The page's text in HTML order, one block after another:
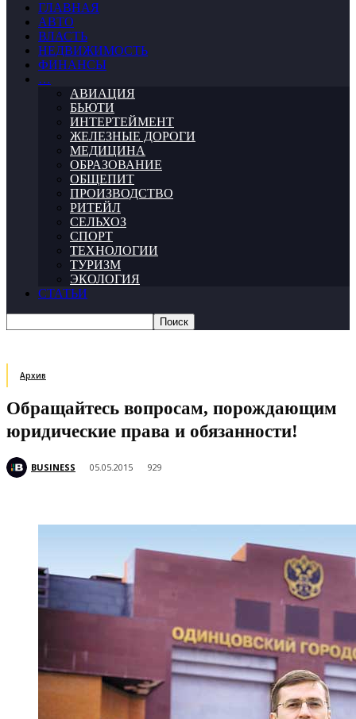
ГЛАВНАЯ
АВТО
ВЛАСТЬ
НЕДВИЖИМОСТЬ
ФИНАНСЫ
…
АВИАЦИЯ
БЬЮТИ
ИНТЕРТЕЙМЕНТ
ЖЕЛЕЗНЫЕ ДОРОГИ
МЕДИЦИНА
ОБРАЗОВАНИЕ
ОБЩЕПИТ
ПРОИЗВОДСТВО
РИТЕЙЛ
СЕЛЬХОЗ
СПОРТ
ТЕХНОЛОГИИ
ТУРИЗМ
ЭКОЛОГИЯ
СТАТЬИ
Архив
Обращайтесь вопросам, порождающим
юридические права и обязанности!
BUSINESS 05.05.2015 929